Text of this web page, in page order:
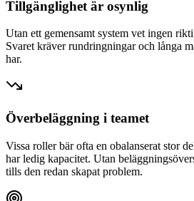
Tillgänglighet är osynlig
Utan ett gemensamt system vet ingen
Svaret kräver rundringningar och långa
har.
Överbeläggning i teamet
Vissa roller bär ofta en obalanserat stor
har ledig kapacitet. Utan
tills den redan skapat problem.